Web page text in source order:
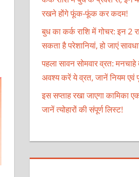
रखने होंगे फूंक-फूंक कर कदम!
बुध का कर्क राशि में गोचर: इन 2
सकता है परेशानियां, हो जाएं
पहला सावन सोमवार व्रत:
अवश्य करें ये व्रत, जानें नियम एवं
इस सप्ताह रखा जाएगा कामिका
जानें त्योहारों की संपूर्ण लिस्ट!